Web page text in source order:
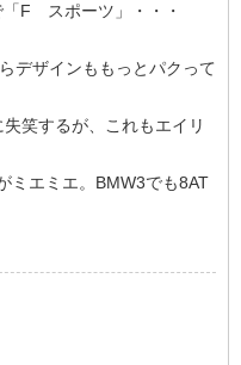
F スポーツ」・・・
ザインももっとパクって
笑するが、これもエイリ
ミエミエ。BMW3でも8AT